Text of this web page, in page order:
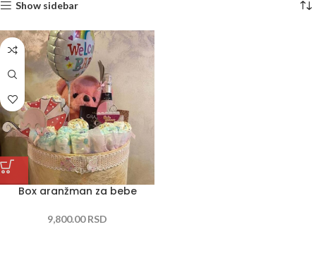
Show sidebar
Box aranžman za bebe
9,800.00RSD